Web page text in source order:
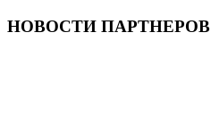
НОВОСТИ ПАРТНЕРОВ